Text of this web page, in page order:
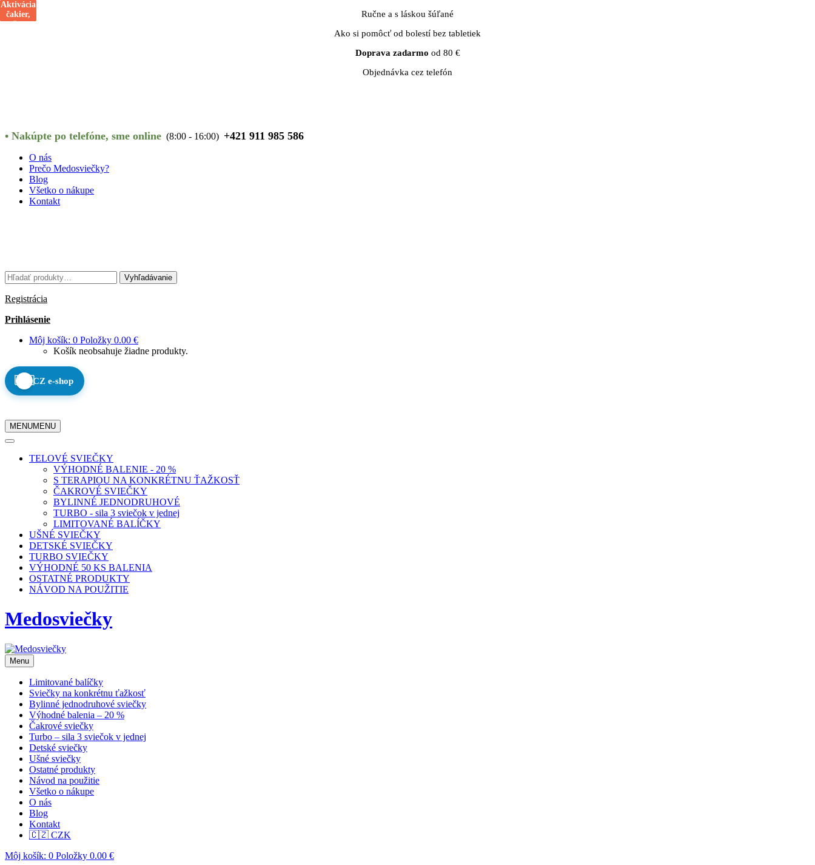
Ručne a s láskou šúľané
Ako si pomôcť od bolestí bez tabletiek
Doprava zadarmo od 80 €
Objednávka cez telefón
• Nakúpte po telefóne, sme online (8:00 - 16:00) +421 911 985 586
O nás
Prečo Medosviečky?
Blog
Všetko o nákupe
Kontakt
Hľadať: Vyhľadávanie
Registrácia
Prihlásenie
Môj košík: 0 Položky 0.00 €
Košík neobsahuje žiadne produkty.
🇨🇿CZ e-shop
MENUMENU
TELOVÉ SVIEČKY
VÝHODNÉ BALENIE - 20 %
S TERAPIOU NA KONKRÉTNU ŤAŽKOSŤ
ČAKROVÉ SVIEČKY
BYLINNÉ JEDNODRUHOVÉ
TURBO - sila 3 sviečok v jednej
LIMITOVANÉ BALÍČKY
UŠNÉ SVIEČKY
DETSKÉ SVIEČKY
TURBO SVIEČKY
VÝHODNÉ 50 KS BALENIA
OSTATNÉ PRODUKTY
NÁVOD NA POUŽITIE
Medosviečky
Menu
Limitované balíčky
Sviečky na konkrétnu ťažkosť
Bylinné jednodruhové sviečky
Výhodné balenia – 20 %
Čakrové sviečky
Turbo – sila 3 sviečok v jednej
Detské sviečky
Ušné sviečky
Ostatné produkty
Návod na použitie
Všetko o nákupe
O nás
Blog
Kontakt
🇨🇿 CZK
Môj košík: 0 Položky 0.00 €
neistota,
strach z
rizika,
tvorivosť,
neplodnosť,
sexualita
vnútorné
bloky,
relax,
emočné
bloky,
úzkosť,
kreativita,
hlas,
komunikácia
migréna,
intuícia,
tvorivosť
duchovno,
napätie,
migréna
Aktivácia
čakier,
reštart